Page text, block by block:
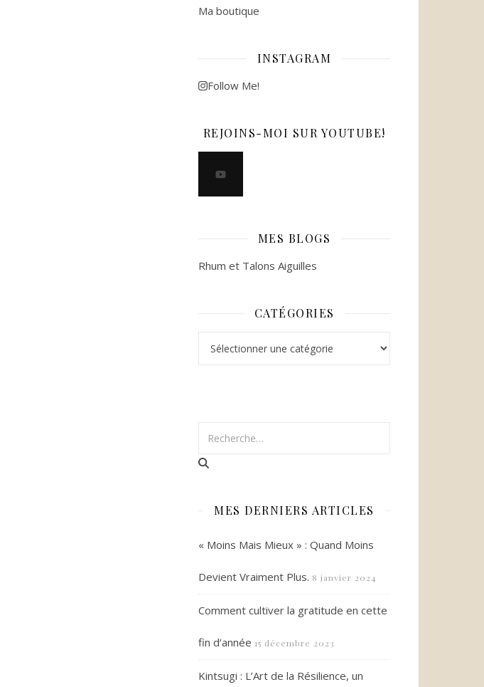
Ma boutique
INSTAGRAM
Follow Me!
REJOINS-MOI SUR YOUTUBE!
MES BLOGS
Rhum et Talons Aiguilles
CATÉGORIES
MES DERNIERS ARTICLES
« Moins Mais Mieux » : Quand Moins
Devient Vraiment Plus. 8 janvier 2024
Comment cultiver la gratitude en cette
fin d’année 15 décembre 2023
Kintsugi : L’Art de la Résilience, un